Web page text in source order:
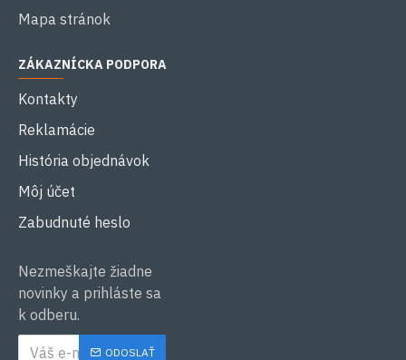
Mapa stránok
ZÁKAZNÍCKA PODPORA
Kontakty
Reklamácie
História objednávok
Môj účet
Zabudnuté heslo
Nezmeškajte žiadne
novinky a prihláste sa
k odberu.
ODOSLAŤ